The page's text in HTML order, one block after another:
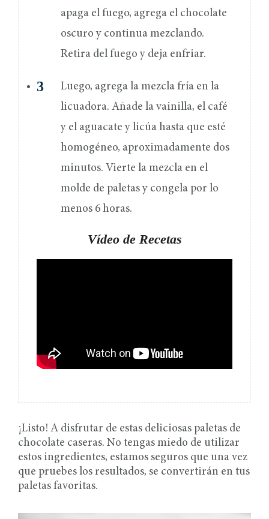
apaga el fuego, agrega el chocolate
oscuro y continua mezclando.
Retira del fuego y deja enfriar.
Luego, agrega la mezcla fría en la
licuadora. Añade la vainilla, el café
y el aguacate y licúa hasta que esté
homogéneo, aproximadamente dos
minutos. Vierte la mezcla en el
molde de paletas y congela por lo
menos 6 horas.
Vídeo de Recetas
¡Listo! A disfrutar de estas deliciosas paletas de
chocolate caseras. No tengas miedo de utilizar
estos ingredientes, estamos seguros que una vez
que pruebes los resultados, se convertirán en tus
paletas favoritas.